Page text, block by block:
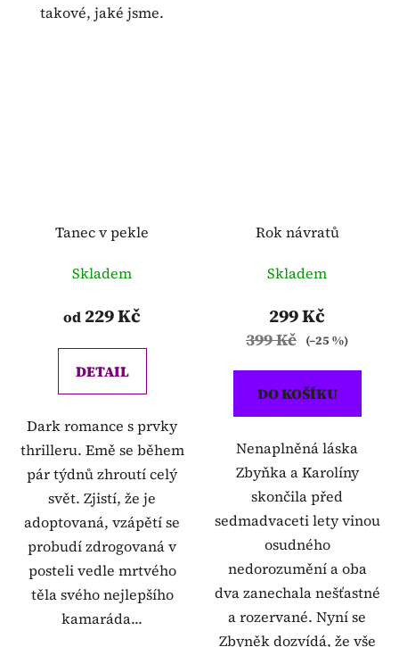
takové, jaké jsme.
Tanec v pekle
Skladem
od 229 Kč
DETAIL
Dark romance s prvky
thrilleru. Emě se během
pár týdnů zhroutí celý
svět. Zjistí, že je
adoptovaná, vzápětí se
probudí zdrogovaná v
posteli vedle mrtvého
těla svého nejlepšího
kamaráda...
Rok návratů
Skladem
299 Kč
399 Kč (–25 %)
DO KOŠÍKU
Nenaplněná láska
Zbyňka a Karolíny
skončila před
sedmadvaceti lety vinou
osudného
nedorozumění a oba
dva zanechala nešťastné
a rozervané. Nyní se
Zbyněk dozvídá, že vše